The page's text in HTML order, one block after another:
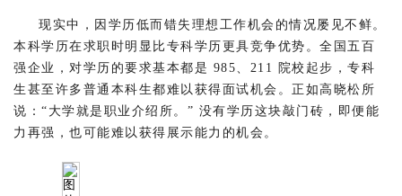
现实中，因学历低而错失理想工作机会的情况屡见不鲜。
本科学历在求职时明显比专科学历更具竞争优势。全国五百
强企业，对学历的要求基本都是 985、211 院校起步，专科
生甚至许多普通本科生都难以获得面试机会。正如高晓松所
说：“大学就是职业介绍所。” 没有学历这块敲门砖，即便能
力再强，也可能难以获得展示能力的机会。